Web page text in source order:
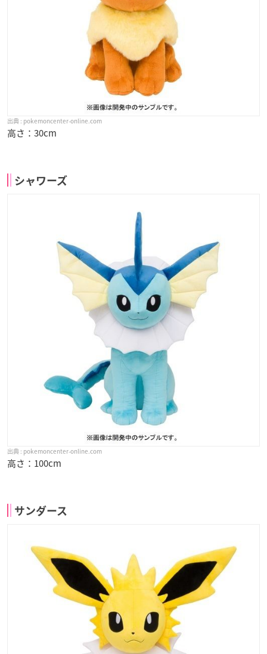
pokemoncenter-online.com
高さ：30cm
シャワーズ
pokemoncenter-online.com
高さ：100cm
サンダース